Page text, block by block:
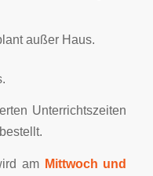
außer Haus.
Unterrichtszeiten
am Mittwoch und